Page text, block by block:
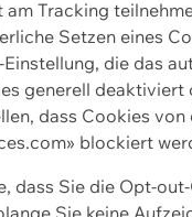
Tracking
Setzen eines
die das
generell deaktiviert
dass Cookies von
blockiert
dass Sie die Opt-